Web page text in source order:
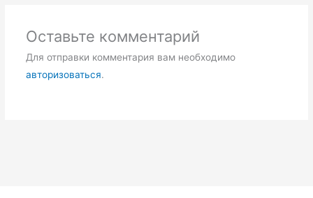
Оставьте комментарий
Для отправки комментария вам необходимо
авторизоваться.